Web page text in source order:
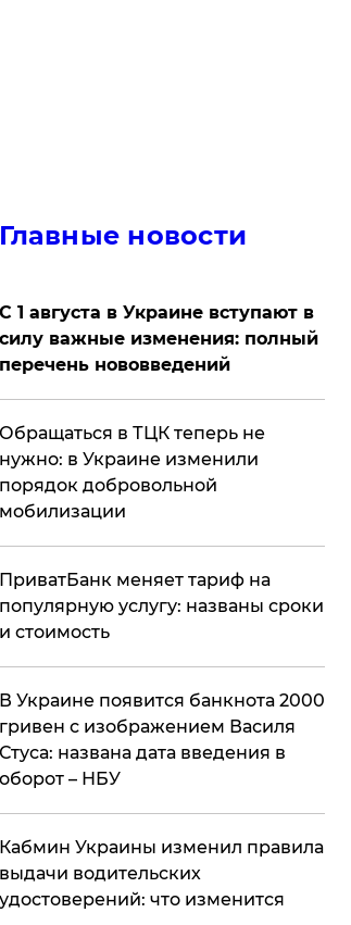
Главные новости
С 1 августа в Украине вступают в
силу важные изменения: полный
перечень нововведений
Обращаться в ТЦК теперь не
нужно: в Украине изменили
порядок добровольной
мобилизации
ПриватБанк меняет тариф на
популярную услугу: названы сроки
и стоимость
В Украине появится банкнота 2000
гривен с изображением Василя
Стуса: названа дата введения в
оборот – НБУ
Кабмин Украины изменил правила
выдачи водительских
удостоверений: что изменится